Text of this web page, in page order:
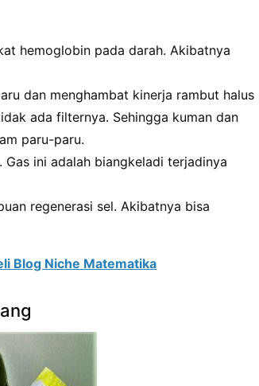
hemoglobin pada darah. Akibatnya
dan menghambat kinerja rambut halus
ada filternya. Sehingga kuman dan
paru-paru.
ini adalah biangkeladi terjadinya
regenerasi sel. Akibatnya bisa
Blog Niche Matematika